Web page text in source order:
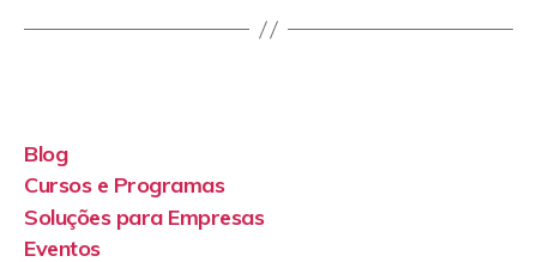
Blog
Cursos e Programas
Soluções para Empresas
Eventos